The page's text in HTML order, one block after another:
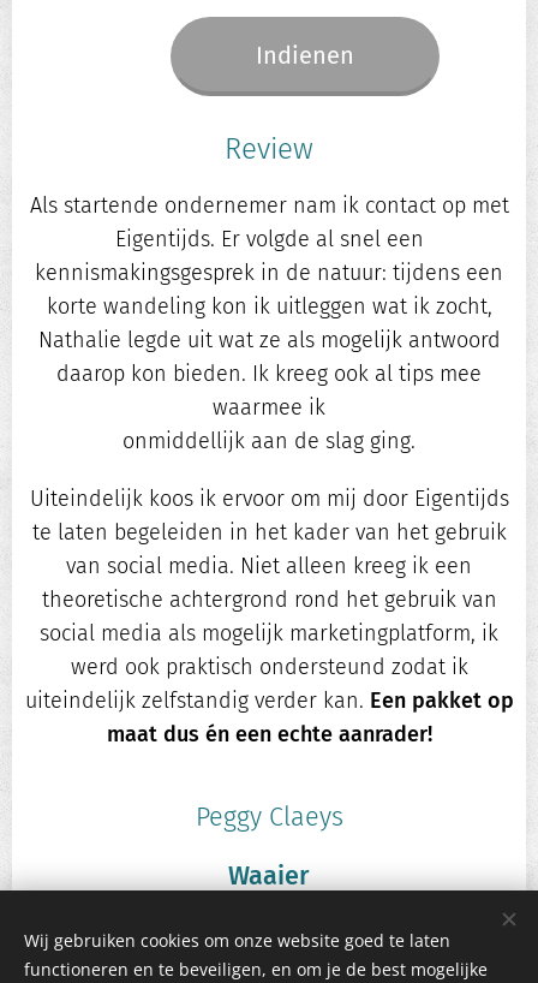
Indienen
Review
Als startende ondernemer nam ik contact op met
Eigentijds. Er volgde al snel een
kennismakingsgesprek in de natuur: tijdens een
korte wandeling kon ik uitleggen wat ik zocht,
Nathalie legde uit wat ze als mogelijk antwoord
daarop kon bieden. Ik kreeg ook al tips mee
waarmee ik
onmiddellijk aan de slag ging.
Uiteindelijk koos ik ervoor om mij door Eigentijds
te laten begeleiden in het kader van het gebruik
van social media. Niet alleen kreeg ik een
theoretische achtergrond rond het gebruik van
social media als mogelijk marketingplatform, ik
werd ook praktisch ondersteund zodat ik
uiteindelijk zelfstandig verder kan. Een pakket op
maat dus én een echte aanrader!
Peggy Claeys
Waaier
Wij gebruiken cookies om onze website goed te laten
functioneren en te beveiligen, en om je de best mogelijke